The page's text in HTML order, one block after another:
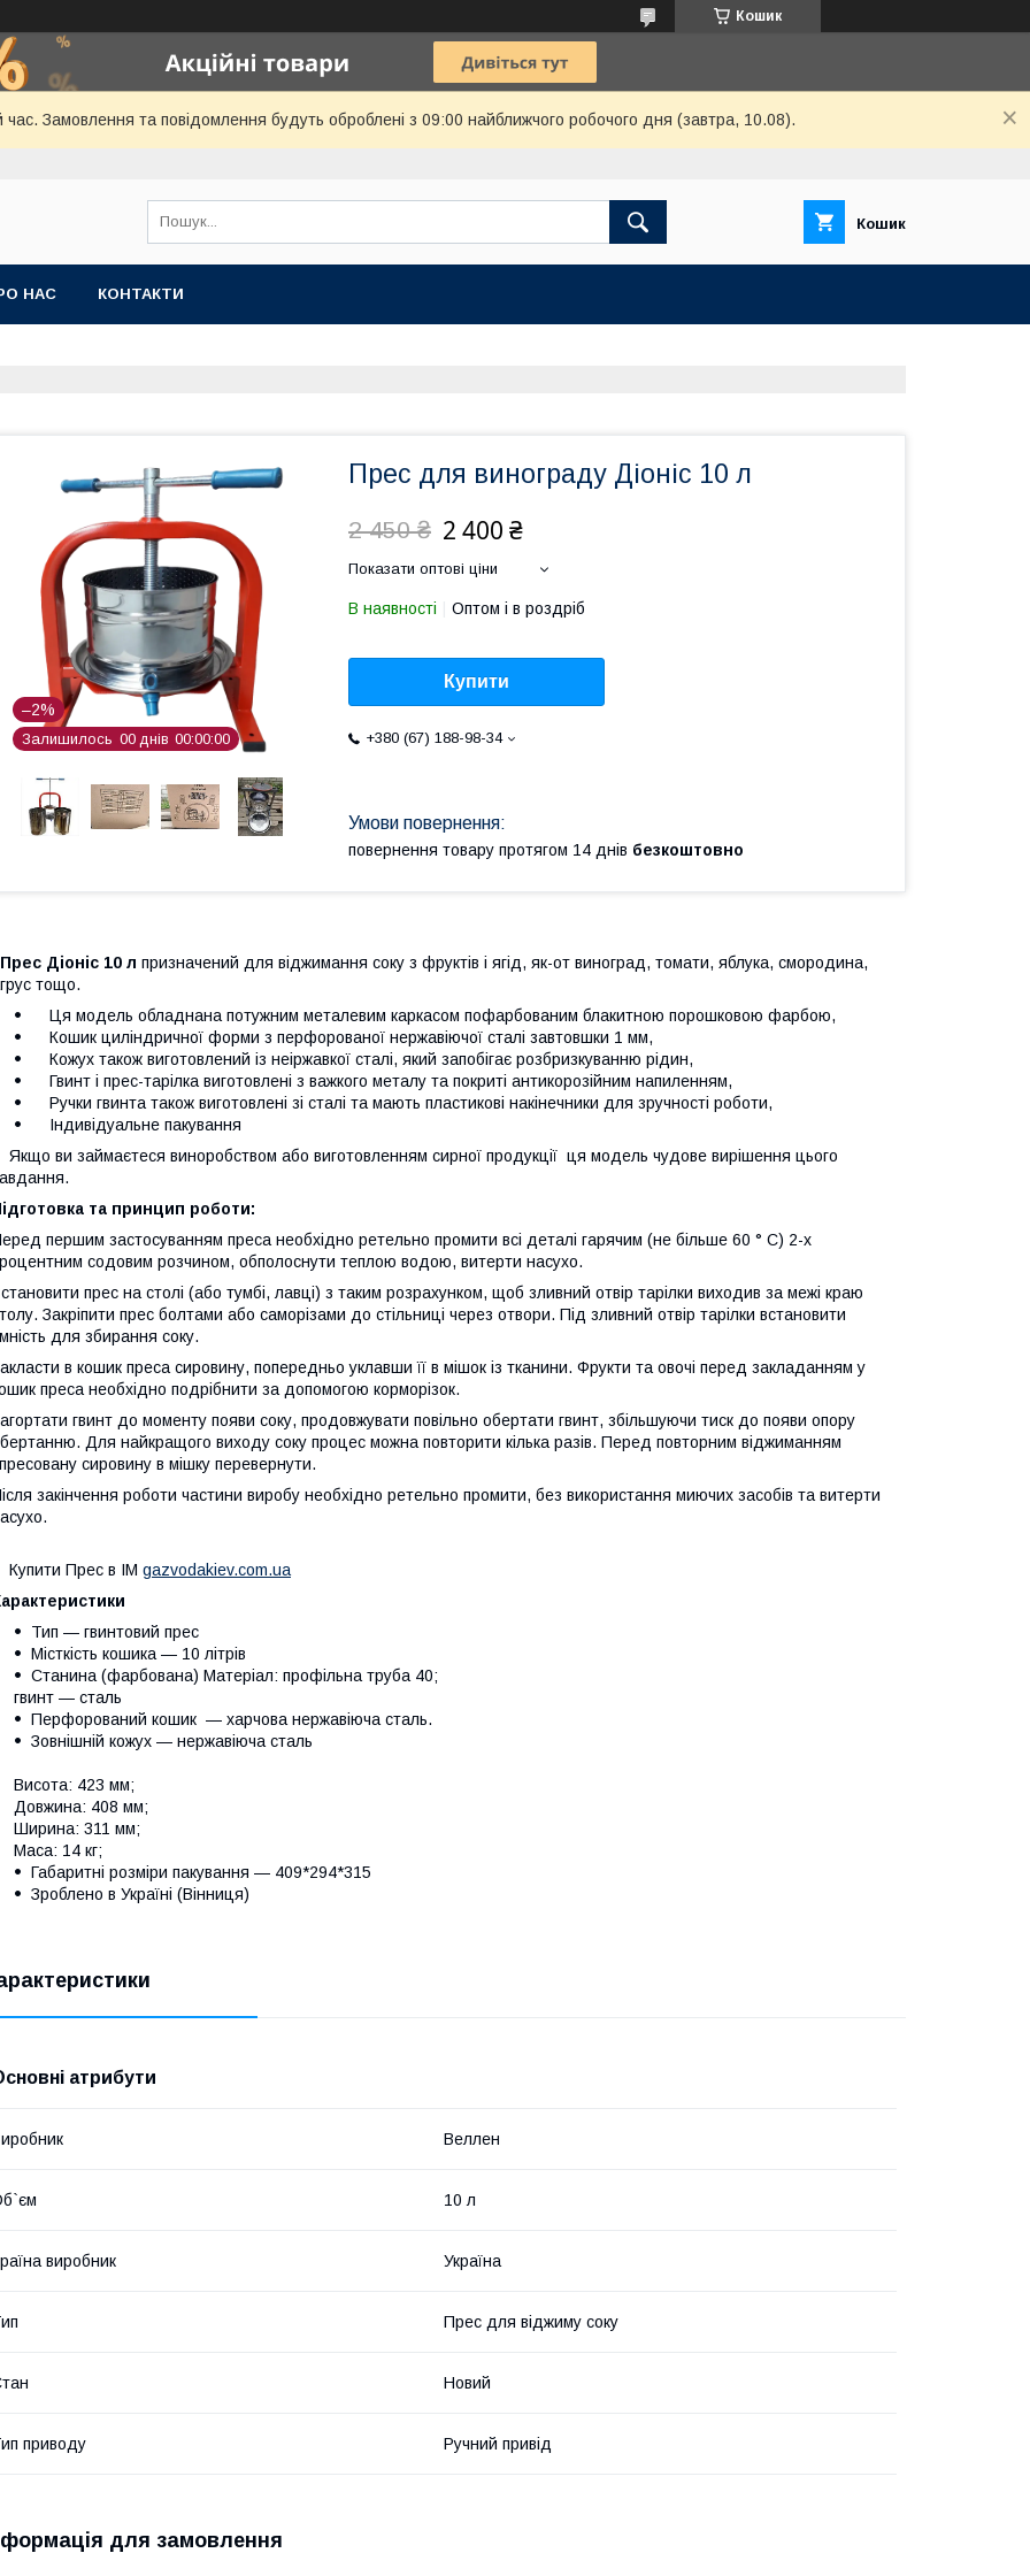
Кошик
час. Замовлення та повідомлення будуть оброблені з 09:00 найближчого робочого дня (завтра, 10.08).
Кошик
НАС КОНТАКТИ
–2%
Залишилось 00 днів 00 00 00
Прес для винограду Діоніс 10 л
2 450 ₴ 2 400 ₴
Показати оптові ціни
В наявності Оптом і в роздріб
Купити
+380 (67) 188-98-34
повернення товару протягом 14 днів безкоштовно
Прес Діоніс 10 л призначений для віджимання соку з фруктів і ягід, як-от виноград, томати, яблука, смородина,
тощо.
Ця модель обладнана потужним металевим каркасом пофарбованим блакитною порошковою фарбою,
Кошик циліндричної форми з перфорованої нержавіючої сталі завтовшки 1 мм,
Кожух також виготовлений із неіржавкої сталі, який запобігає розбризкуванню рідин,
Гвинт і прес-тарілка виготовлені з важкого металу та покриті антикорозійним напиленням,
Ручки гвинта також виготовлені зі сталі та мають пластикові накінечники для зручності роботи,
Індивідуальне пакування
ви займаєтеся виноробством або виготовленням сирної продукції ця модель чудове вирішення цього
та принцип роботи:
першим застосуванням преса необхідно ретельно промити всі деталі гарячим (не більше 60 ° С) 2-х
содовим розчином, обполоснути теплою водою, витерти насухо.
прес на столі (або тумбі, лавці) з таким розрахунком, щоб зливний отвір тарілки виходив за межі краю
Закріпити прес болтами або саморізами до стільниці через отвори. Під зливний отвір тарілки встановити
для збирання соку.
в кошик преса сировину, попередньо уклавши її в мішок із тканини. Фрукти та овочі перед закладанням у
преса необхідно подрібнити за допомогою корморізок.
гвинт до моменту появи соку, продовжувати повільно обертати гвинт, збільшуючи тиск до появи опору
Для найкращого виходу соку процес можна повторити кілька разів. Перед повторним віджиманням
сировину в мішку перевернути.
закінчення роботи частини виробу необхідно ретельно промити, без використання миючих засобів та витерти
Прес в ІМ gazvodakiev.com.ua
Тип — гвинтовий прес
Місткість кошика — 10 літрів
Станина (фарбована) Матеріал: профільна труба 40;
гвинт — сталь
Перфорований кошик — харчова нержавіюча сталь.
Зовнішній кожух — нержавіюча сталь
Висота: 423 мм;
Довжина: 408 мм;
Ширина: 311 мм;
Маса: 14 кг;
Габаритні розміри пакування — 409*294*315
Зроблено в Україні (Вінниця)
атрибути
Веллен
10 л
виробник Україна
Прес для віджиму соку
Новий
приводу Ручний привід
для замовлення